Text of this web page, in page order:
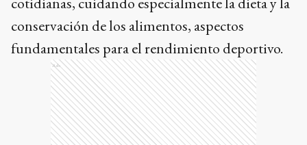
conservación de los alimentos, aspectos
fundamentales para el rendimiento deportivo.
Ads